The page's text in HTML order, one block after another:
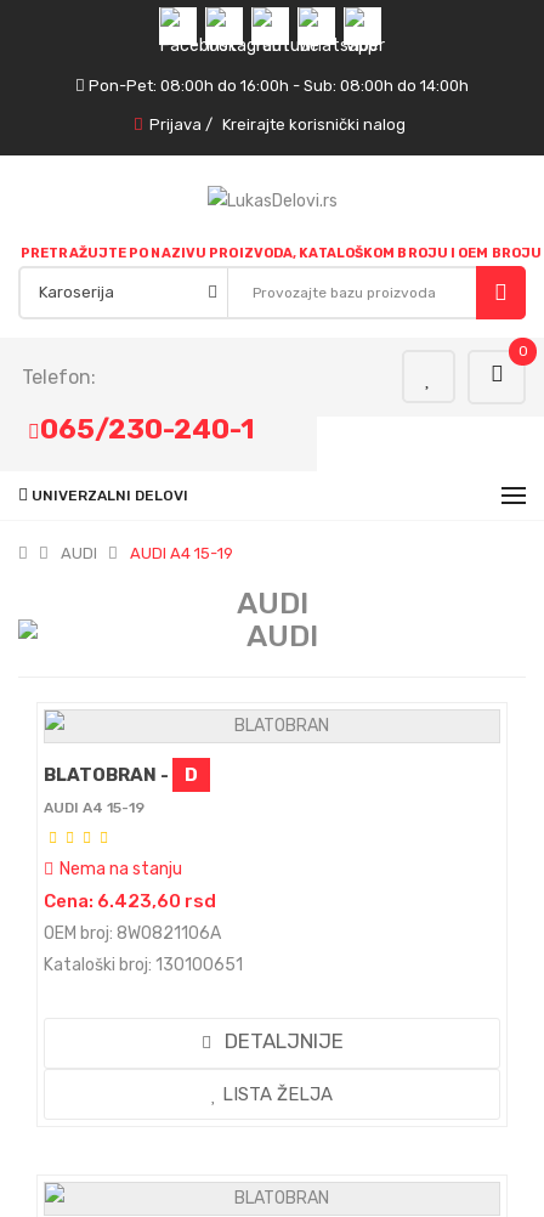
Pon-Pet: 08:00h do 16:00h - Sub: 08:00h do 14:00h
Prijava / Kreirajte korisnički nalog
PRETRAŽUJTE PO NAZIVU PROIZVODA, KATALOŠKOM BROJU I OEM BROJU
0
Telefon:
065/230-240-1
UNIVERZALNI DELOVI
AUDI AUDI A4 15-19
AUDI
BLATOBRAN - D
AUDI A4 15-19
Nema na stanju
Cena: 6.423,60 rsd
OEM broj: 8W0821106A
Kataloški broj: 130100651
DETALJNIJE
LISTA ŽELJA